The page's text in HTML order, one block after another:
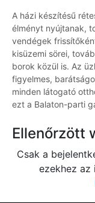
A házi készítésű
élményt nyújtanak,
vendégek
kisüzemi sörei,
borok közül is. Az
figyelmes,
minden látogató
ezt a Balaton-parti
Ellenőrzött
Csak a
ezekhez az